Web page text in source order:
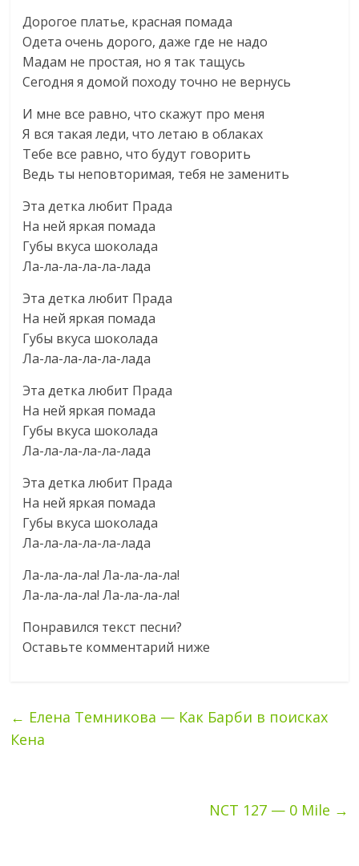
Дорогое платье, красная помада
Одета очень дорого, даже где не надо
Мадам не простая, но я так тащусь
Сегодня я домой походу точно не вернусь
И мне все равно, что скажут про меня
Я вся такая леди, что летаю в облаках
Тебе все равно, что будут говорить
Ведь ты неповторимая, тебя не заменить
Эта детка любит Прада
На ней яркая помада
Губы вкуса шоколада
Ла-ла-ла-ла-ла-лада
Эта детка любит Прада
На ней яркая помада
Губы вкуса шоколада
Ла-ла-ла-ла-ла-лада
Эта детка любит Прада
На ней яркая помада
Губы вкуса шоколада
Ла-ла-ла-ла-ла-лада
Эта детка любит Прада
На ней яркая помада
Губы вкуса шоколада
Ла-ла-ла-ла-ла-лада
Ла-ла-ла-ла! Ла-ла-ла-ла!
Ла-ла-ла-ла! Ла-ла-ла-ла!
Понравился текст песни?
Оставьте комментарий ниже
← Елена Темникова — Как Барби в поисках
Кена
NCT 127 — 0 Mile →